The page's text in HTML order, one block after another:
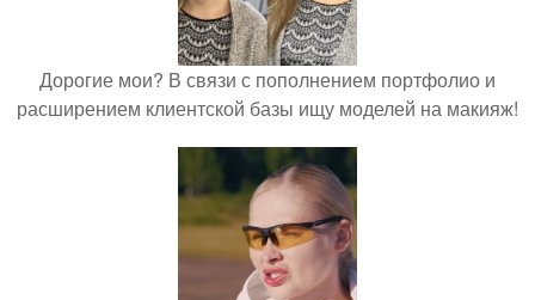
Дорогие мои? В связи с пополнением портфолио и
расширением клиентской базы ищу моделей на макияж!